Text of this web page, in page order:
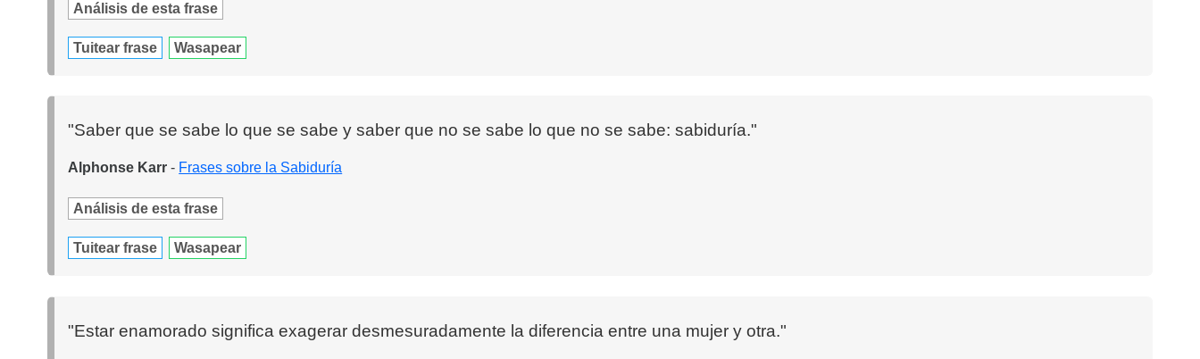
Análisis de esta frase
Tuitear frase Wasapear
"Saber que se sabe lo que se sabe y saber que no se sabe lo que no se sabe: sabiduría."
Alphonse Karr - Frases sobre la Sabiduría
Análisis de esta frase
Tuitear frase Wasapear
"Estar enamorado significa exagerar desmesuradamente la diferencia entre una mujer y otra."